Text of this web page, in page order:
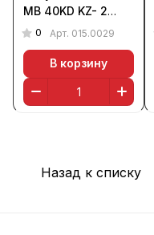
MB 40KD KZ- 2
(350 А, 3 м, возд.)
0 Арт. 015.0029
В корзину
Назад к списку